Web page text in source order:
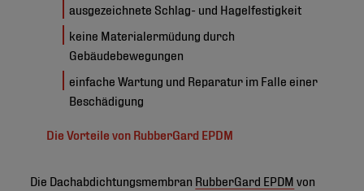
ausgezeichnete Schlag- und Hagelfestigkeit
keine Materialermüdung durch
Gebäudebewegungen
einfache Wartung und Reparatur im Falle einer
Beschädigung
Die Vorteile von RubberGard EPDM
Die Dachabdichtungsmembran RubberGard EPDM von